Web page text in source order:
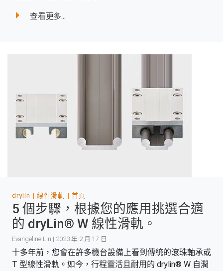
查看更多...
drylin 線性滑軌 首頁
5 個步驟，根據您的應用挑選合適
的 dryLin® W 線性滑軌。
Evangeline Lin | 2023 年 2 月 17 日
十多年前，您會在許多機台設備上看到傳統的滾珠軸承或
T 型線性滑軌。如今，行程靈活且耐用的 drylin® W 自潤